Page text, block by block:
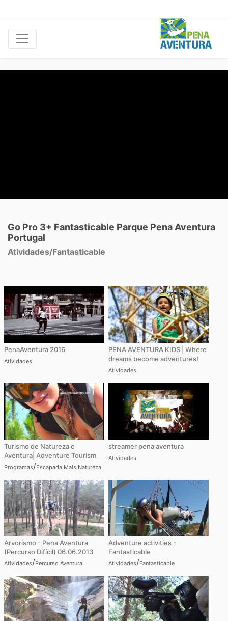
Go Pro 3+ Fantasticable Parque Pena Aventura
Portugal
Atividades/Fantasticable
PenaAventura 2016
Atividades
PENA AVENTURA KIDS | Where
dreams become adventures!
Atividades
Turismo de Natureza e
Aventura| Adventure Tourism
Programas/Escapada Mais Natureza
streamer pena aventura
Atividades
Arvorismo - Pena Aventura
(Percurso Difícil) 06.06.2013
Atividades/Percurso Aventura
Adventure activities -
Fantasticable
Atividades/Fantasticable